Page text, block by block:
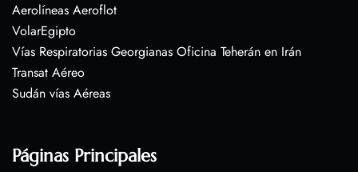
Aerolíneas Aeroflot
VolarEgipto
Vías Respiratorias Georgianas Oficina Teherán en Irán
Transat Aéreo
Sudán vías Aéreas
Páginas Principales